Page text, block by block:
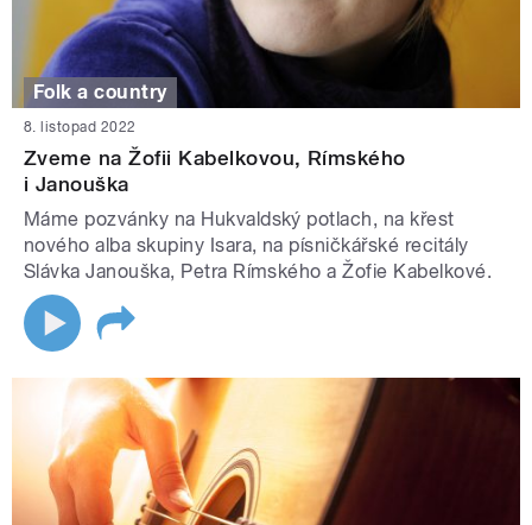
Folk a country
8. listopad 2022
Zveme na Žofii Kabelkovou, Rímského
i Janouška
Máme pozvánky na Hukvaldský potlach, na křest
nového alba skupiny Isara, na písničkářské recitály
Slávka Janouška, Petra Rímského a Žofie Kabelkové.